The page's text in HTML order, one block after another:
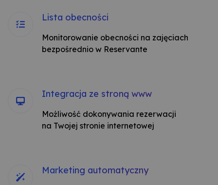
Lista obecności
Monitorowanie obecności na zajęciach
bezpośrednio w Reservante
Integracja ze stroną www
Możliwość dokonywania rezerwacji
na Twojej stronie internetowej
Marketing automatyczny